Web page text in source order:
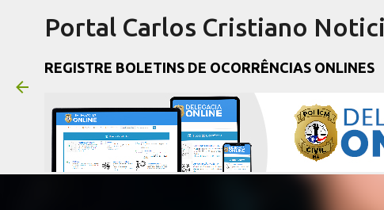
Portal Carlos Cristiano
REGISTRE BOLETINS DE OCORRÊNCIAS ONLINES